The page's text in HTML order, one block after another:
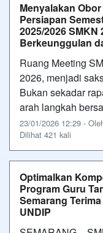
Menyalakan
Persiapan
2025/2026
Berkeunggulan
Ruang Meeting
2026, menjadi
Bukan sekadar
arah langkah
23/01/2026 12:29 -
Dilihat 421 kali
Optimalkan
Program Guru
Semarang
UNDIP